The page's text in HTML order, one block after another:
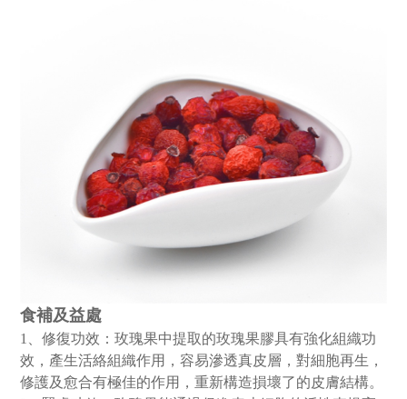
食補及益處
1、修復功效：玫瑰果中提取的玫瑰果膠具有強化組織功
效，產生活絡組織作用，容易滲透真皮層，對細胞再生，
修護及愈合有極佳的作用，重新構造損壞了的皮膚結構。